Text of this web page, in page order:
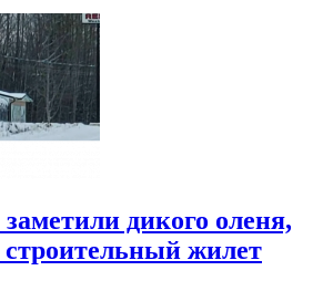
дикого оленя,
строительный жилет